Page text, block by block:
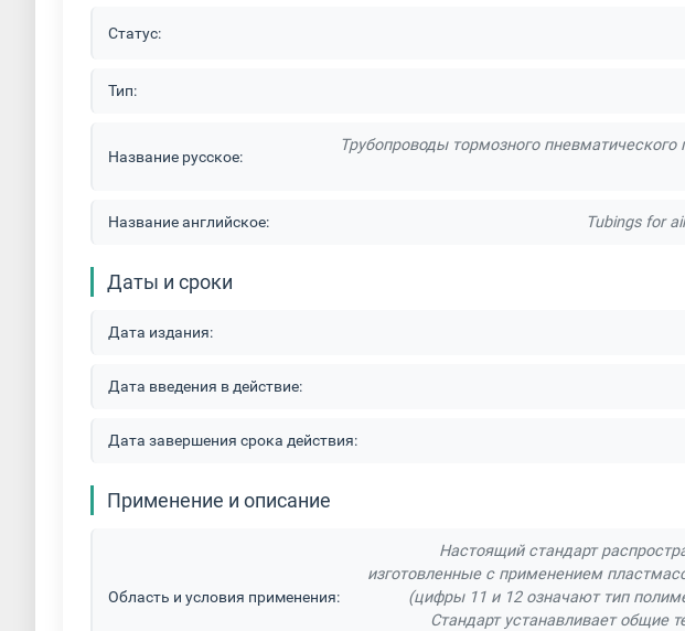
Статус:
Тип:
Название русское:
Трубопроводы тормозного
Название английское: Tubings for
Даты и сроки
Дата издания:
Дата введения в действие:
Дата завершения срока действия:
Применение и описание
Область и условия применения:
Настоящий стандарт
изготовленные с применением
(цифры 11 и 12 означают тип
Стандарт устанавливает общие